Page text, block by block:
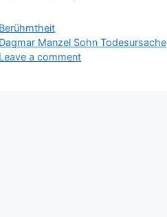
Categories
Berühmtheit
Tags
Dagmar Manzel Sohn Todesursache
Leave a comment